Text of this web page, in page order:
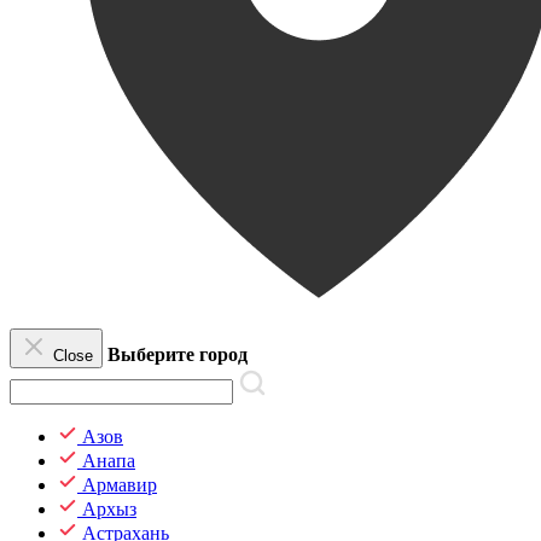
Close Выберите город
Азов
Анапа
Армавир
Архыз
Астрахань